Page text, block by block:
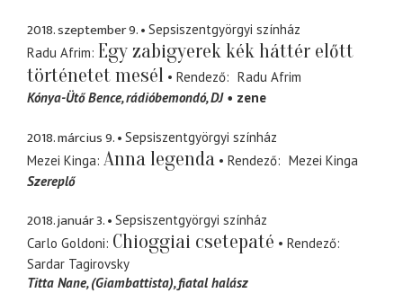
2018. szeptember 9.
Sepsiszentgyörgyi színház
Radu Afrim Egy zabigyerek kék háttér előtt
történetet mesél
Rendező
Radu Afrim
Kónya-Ütő Bence rádióbemondó, DJ zene
2018. március 9.
Sepsiszentgyörgyi színház
Mezei Kinga Anna legenda Rendező
Mezei Kinga
Szereplő
2018. január 3.
Sepsiszentgyörgyi színház
Carlo Goldoni Chioggiai csetepaté
Rendező
Sardar Tagirovsky
Titta Nane (Giambattista), fiatal halász